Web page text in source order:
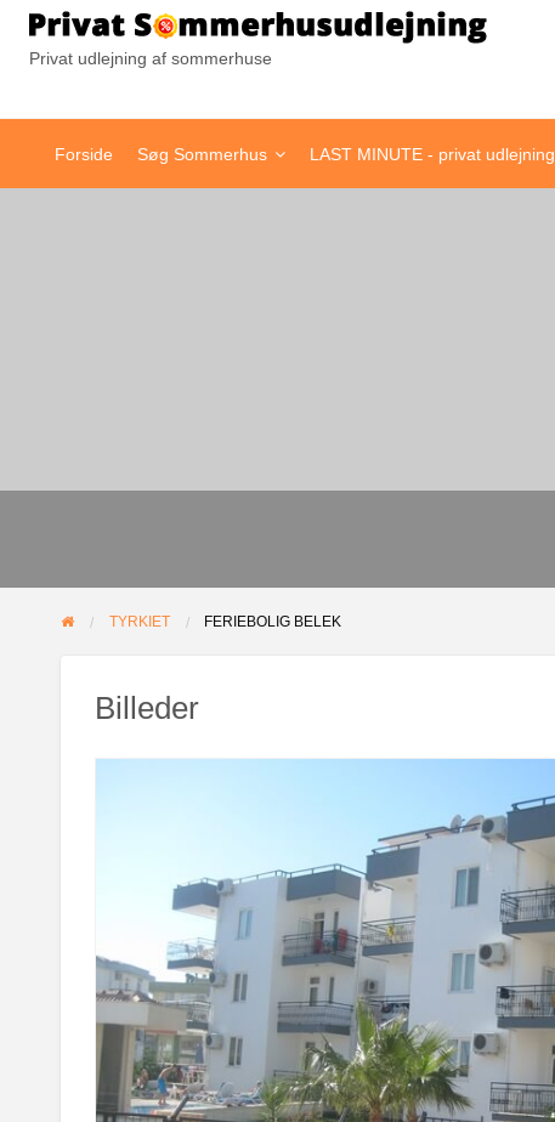
Privat udlejning af sommerhuse
Forside Søg Sommerhus LAST MINUTE - privat udlejning
TYRKIET FERIEBOLIG BELEK
Billeder